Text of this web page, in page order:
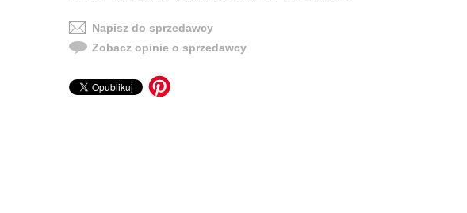
Napisz do sprzedawcy
Zobacz opinie o sprzedawcy